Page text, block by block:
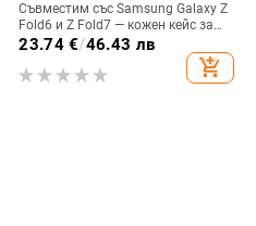
Съвместим със Samsung Galaxy Z
Fold6 и Z Fold7 — кожен кейс за
телефон с слот за стилус,
сгъваем дизайн, елегантен стил, с
каишка за китката, за дами
23.74€/46.43 лв
add_shopping_cart